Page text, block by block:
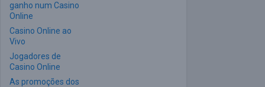
ganho num Casino
Online
Casino Online ao
Vivo
Jogadores de
Casino Online
As promoções dos